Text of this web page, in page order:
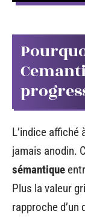
L’indice affiché
jamais anodin.
sémantique
Plus la valeur
rapproche